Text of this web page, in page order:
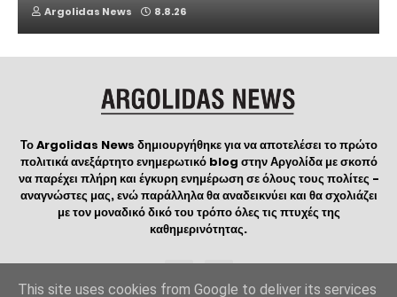
Argolidas News 8.8.26
Το Argolidas News δημιουργήθηκε για να αποτελέσει το πρώτο
πολιτικά ανεξάρτητο ενημερωτικό blog στην Αργολίδα με σκοπό
να παρέχει πλήρη και έγκυρη ενημέρωση σε όλους τους πολίτες -
αναγνώστες μας, ενώ παράλληλα θα αναδεικνύει και θα σχολιάζει
με τον μοναδικό δικό του τρόπο όλες τις πτυχές της
καθημερινότητας.
This site uses cookies from Google to deliver its services